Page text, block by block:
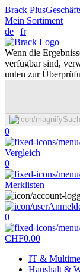
Brack Plus
Mein Sortiment
de | fr
Wenn die
verfügbar sind,
unten zur
0
Vergleich
0
Merklisten
0
CHF0.00
IT &
Haushalt &